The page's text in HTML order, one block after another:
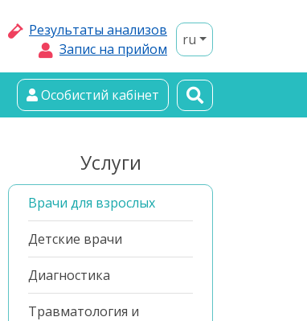
Результаты анализов
Запис на прийом
ru
Особистий кабінет
Услуги
Врачи для взрослых
Детские врачи
Диагностика
Травматология и